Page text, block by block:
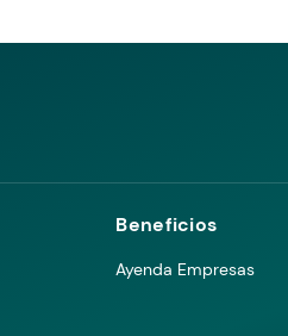
Beneficios
Ayenda Empresas